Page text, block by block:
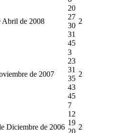
Abril de 2008
20
27
30
31
45
2
de 2007
3
23
31
35
43
45
2
Diciembre de 2006
7
12
19
20
2